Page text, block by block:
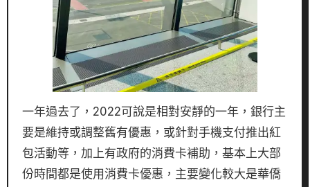
一年過去了，2022可說是相對安靜的一年，銀行主
要是維持或調整舊有優惠，或針對手機支付推出紅
包活動等，加上有政府的消費卡補助，基本上大部
份時間都是使用消費卡優惠，主要變化較大是華僑